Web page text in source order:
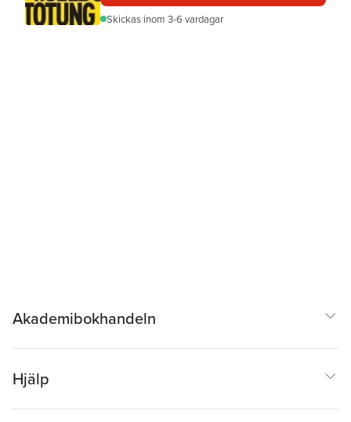
Skickas inom 3-6 vardagar
Akademibokhandeln
Hjälp